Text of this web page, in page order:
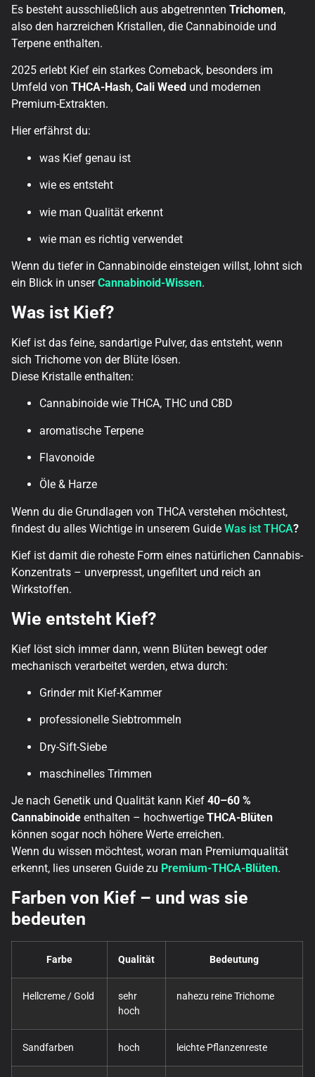
Es besteht ausschließlich aus abgetrenntenTrichomen,
also den harzreichen Kristallen, die Cannabinoide und
Terpene enthalten.
2025 erlebt Kief ein starkes Comeback, besonders im
Umfeld vonTHCA-Hash,Cali Weed und modernen
Premium-Extrakten.
Hier erfährst du:
was Kief genau ist
wie es entsteht
wie man Qualität erkennt
wie man es richtig verwendet
Wenn du tiefer in Cannabinoide einsteigen willst, lohnt sich
ein Blick in unserCannabinoid-Wissen.
Was ist Kief?
Kief ist das feine, sandartige Pulver, das entsteht, wenn
sich Trichome von der Blüte lösen.
Diese Kristalle enthalten:
Cannabinoide wie THCA, THC und CBD
aromatische Terpene
Flavonoide
Öle & Harze
Wenn du die Grundlagen von THCA verstehen möchtest,
findest du alles Wichtige in unserem GuideWas ist THCA?
Kief ist damit die roheste Form eines natürlichen Cannabis-
Konzentrats – unverpresst, ungefiltert und reich an
Wirkstoffen.
Wie entsteht Kief?
Kief löst sich immer dann, wenn Blüten bewegt oder
mechanisch verarbeitet werden, etwa durch:
Grinder mit Kief-Kammer
professionelle Siebtrommeln
Dry-Sift-Siebe
maschinelles Trimmen
Je nach Genetik und Qualität kann Kief40–60 %
Cannabinoide enthalten – hochwertigeTHCA-Blüten
können sogar noch höhere Werte erreichen.
Wenn du wissen möchtest, woran man Premiumqualität
erkennt, lies unseren Guide zu Premium-THCA-Blüten.
Farben von Kief – und was sie
bedeuten
Farbe Qualität Bedeutung
Hellcreme / Gold
sehr
hoch
nahezu reine Trichome
Sandfarben hoch leichte Pflanzenreste